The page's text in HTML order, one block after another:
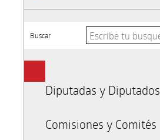
Buscar
Diputadas y Diputados
Comisiones y Comités